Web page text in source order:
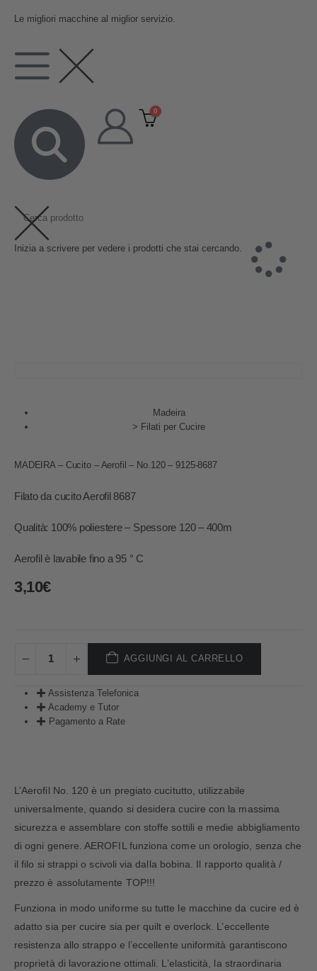
Le migliori macchine al miglior servizio.
0
Inizia a scrivere per vedere i prodotti che stai cercando.
Madeira
> Filati per Cucire
MADEIRA – Cucito – Aerofil – No.120 – 9125-8687
Filato da cucito Aerofil 8687
Qualità: 100% poliestere – Spessore 120 – 400m
Aerofil è lavabile fino a 95 ° C
3,10€
AGGIUNGI AL CARRELLO
Assistenza Telefonica
Academy e Tutor
Pagamento a Rate
L’Aerofil No. 120 è un pregiato cucitutto, utilizzabile
universalmente, quando si desidera cucire con la massima
sicurezza e assemblare con stoffe sottili e medie abbigliamento
di ogni genere. AEROFIL funziona come un orologio, senza che
il filo si strappi o scivoli via dalla bobina. Il rapporto qualità /
prezzo è assolutamente TOP!!!
Funziona in modo uniforme su tutte le macchine da cucire ed è
adatto sia per cucire sia per quilt e overlock. L’eccellente
resistenza allo strappo e l’eccellente uniformità garantiscono
proprietà di lavorazione ottimali. L’elasticità, la straordinaria